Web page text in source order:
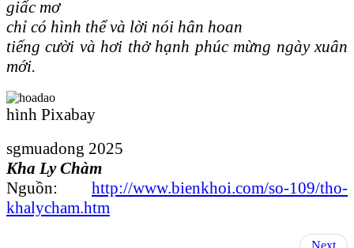
giấc mơ
chỉ có hình thể và lời nói hân hoan
tiếng cười và hơi thở hạnh phúc mừng ngày xuân
mới.
hình Pixabay
sgmuadong 2025
Kha Ly Chàm
Nguồn: http://www.bienkhoi.com/so-109/tho-
khalycham.htm
Next